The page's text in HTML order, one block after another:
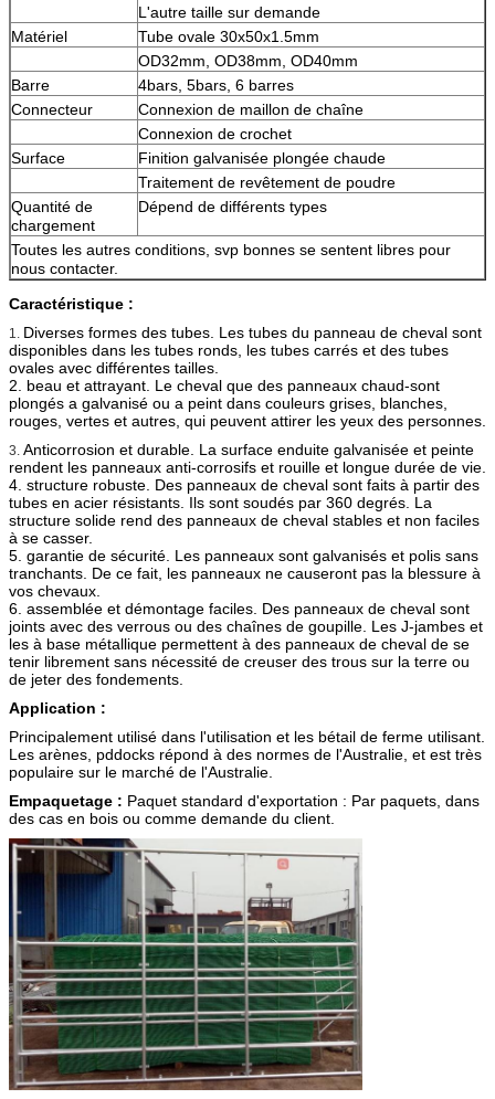
L'autre taille sur demande
Matériel
Tube ovale 30x50x1.5mm
OD32mm, OD38mm, OD40mm
Barre
4bars, 5bars, 6 barres
Connecteur
Connexion de maillon de chaîne
Connexion de crochet
Surface
Finition galvanisée plongée chaude
Traitement de revêtement de poudre
Quantité de
chargement
Dépend de différents types
Toutes les autres conditions, svp bonnes se sentent libres pour
nous contacter.
Caractéristique :
1. Diverses formes des tubes. Les tubes du panneau de cheval sont
disponibles dans les tubes ronds, les tubes carrés et des tubes
ovales avec différentes tailles.
2. beau et attrayant. Le cheval que des panneaux chaud-sont
plongés a galvanisé ou a peint dans couleurs grises, blanches,
rouges, vertes et autres, qui peuvent attirer les yeux des personnes.
3. Anticorrosion et durable. La surface enduite galvanisée et peinte
rendent les panneaux anti-corrosifs et rouille et longue durée de vie.
4. structure robuste. Des panneaux de cheval sont faits à partir des
tubes en acier résistants. Ils sont soudés par 360 degrés. La
structure solide rend des panneaux de cheval stables et non faciles
à se casser.
5. garantie de sécurité. Les panneaux sont galvanisés et polis sans
tranchants. De ce fait, les panneaux ne causeront pas la blessure à
vos chevaux.
6. assemblée et démontage faciles. Des panneaux de cheval sont
joints avec des verrous ou des chaînes de goupille. Les J-jambes et
les à base métallique permettent à des panneaux de cheval de se
tenir librement sans nécessité de creuser des trous sur la terre ou
de jeter des fondements.
Application :
Principalement utilisé dans l'utilisation et les bétail de ferme utilisant.
Les arènes, pddocks répond à des normes de l'Australie, et est très
populaire sur le marché de l'Australie.
Empaquetage : Paquet standard d'exportation : Par paquets, dans
des cas en bois ou comme demande du client.